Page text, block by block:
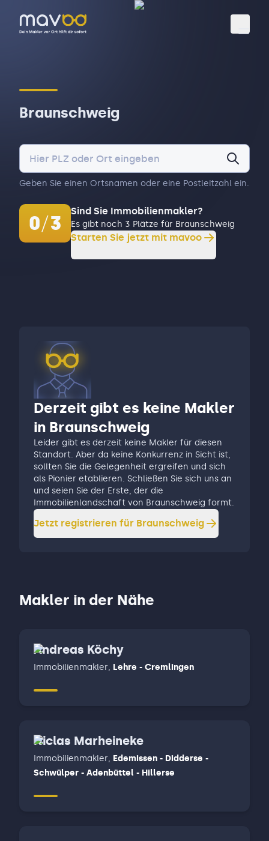
Braunschweig
Geben Sie einen Ortsnamen oder eine Postleitzahl ein.
0/3
Sind Sie Immobilienmakler?
Es gibt noch 3 Plätze für Braunschweig
Starten Sie jetzt mit mavoo
Derzeit gibt es keine Makler
in Braunschweig
Leider gibt es derzeit keine Makler für diesen
Standort. Aber da keine Konkurrenz in Sicht ist,
sollten Sie die Gelegenheit ergreifen und sich
als Pionier etablieren. Schließen Sie sich uns an
und seien Sie der Erste, der die
Immobilienlandschaft von Braunschweig formt.
Jetzt registrieren für Braunschweig
Makler in der Nähe
Andreas Köchy
Immobilienmakler, Lehre - Cremlingen
Niclas Marheineke
Immobilienmakler, Edemissen - Didderse -
Schwülper - Adenbüttel - Hillerse